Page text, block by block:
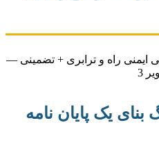
یک پایان نامه